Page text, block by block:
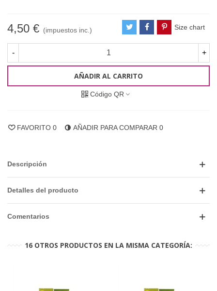
4,50 € (impuestos inc.) Size chart
- +
AÑADIR AL CARRITO
Código QR
FAVORITO 0 AÑADIR PARA COMPARAR 0
Descripción
Detalles del producto
Comentarios
16 OTROS PRODUCTOS EN LA MISMA CATEGORÍA: